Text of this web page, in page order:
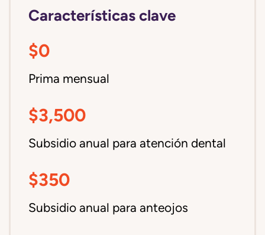
Características clave
$0
Prima mensual
$3,500
Subsidio anual para atención dental
$350
Subsidio anual para anteojos